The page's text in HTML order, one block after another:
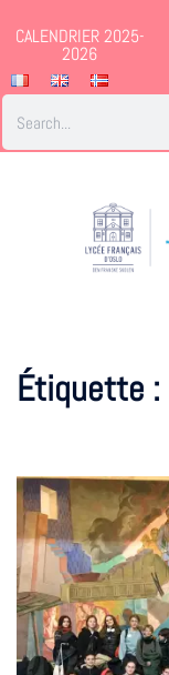
CALENDRIER 2025-
2026
Étiquette :